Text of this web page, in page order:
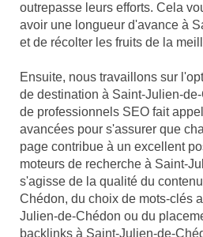
outrepasse leurs efforts. Cela
avoir une longueur d'avance à
et de récolter les fruits de la
Ensuite, nous travaillons sur
de destination à Saint-Julien-
de professionnels SEO fait
avancées pour s'assurer que
page contribue à un excellent
moteurs de recherche à Saint-
s'agisse de la qualité du
Chédon, du choix de mots-clés
Julien-de-Chédon ou du
backlinks à Saint-Julien-de-